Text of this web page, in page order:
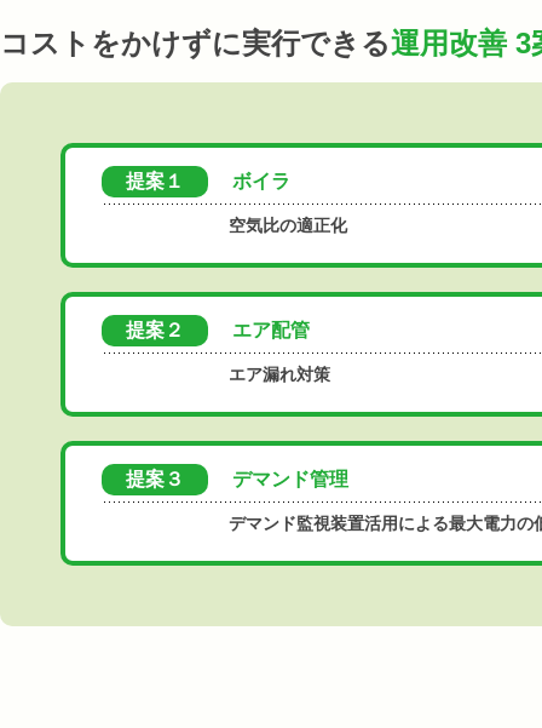
コストをかけずに実行できる運用改善 3
提案１ ボイラ
空気比の適正化
提案２ エア配管
エア漏れ対策
提案３ デマンド管理
デマンド監視装置活用による最大電力の